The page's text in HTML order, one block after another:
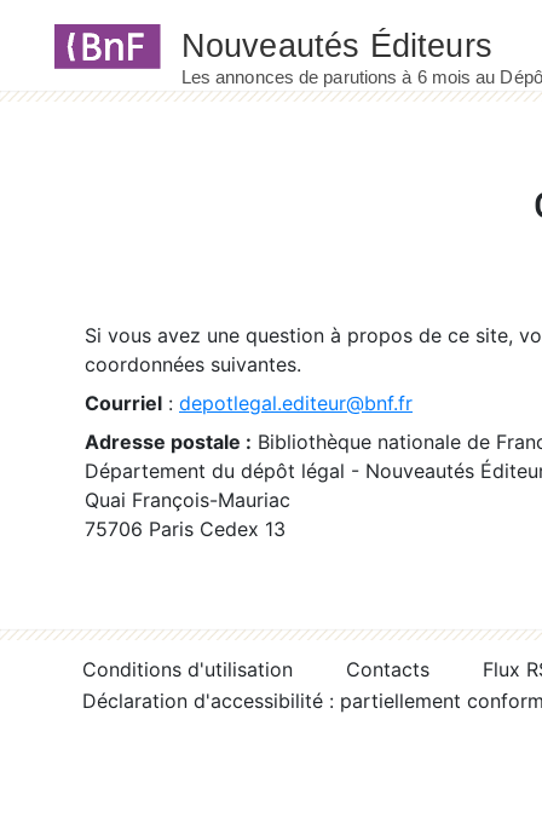
Si vous avez une question à propos de ce site,
coordonnées suivantes.
Courriel : depotlegal.editeur@bnf.fr
Adresse postale : Bibliothèque nationale de
Département du dépôt légal - Nouveautés
Quai François-Mauriac
75706 Paris Cedex 13
Conditions d'utilisation Contacts
Flux
Déclaration d'accessibilité : partiellement